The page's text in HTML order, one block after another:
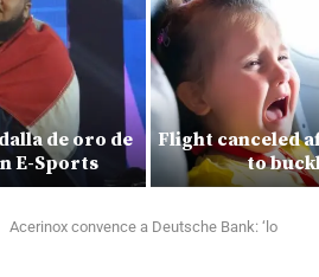
de oro de
E-Sports
Flight canceled
to
Acerinox convence a Deutsche Bank: ‘lo